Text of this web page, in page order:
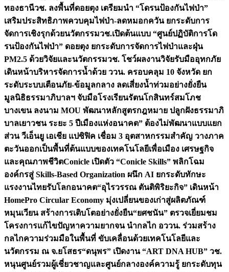
ทองธานีวช. ลงพื้นที่ดอยตุง เตรียมนำ “โดรนป้องกันไฟป่า”
เสริมประสิทธิภาพควบคุมไฟป่า-ลดหมอกควัน ยกระดับการ
จัดการเชิงรุกด้วยนวัตกรรมวช.เปิดต้นแบบ “ศูนย์ปฏิบัติการโด
รนป้องกันไฟป่า” ดอยตุง ยกระดับการจัดการไฟป่าและฝุ่น
PM2.5 ด้วยวิจัยและนวัตกรรมวช. โชว์ผลงานวิจัยรับมืออุทกภัย
เดินหน้าบริหารจัดการน้ำด้วย ววน. ครอบคลุม 10 จังหวัด ยก
ระดับระบบเตือนภัย-ข้อมูลกลาง ลดเสี่ยงน้ำท่วมอย่างยั่งยืน
มูลนิธิธรรมาภิบาลฯ จับมือโรงเรียนรัตนโกสินทร์สมโภช
บางเขน ลงนาม MOU พัฒนาหลักสูตรกฎหมาย ปลูกฝังธรรมาภิ
บาลเยาวชน ระยะ 5 ปีเมืองแห่งอนาคต” ต้องไม่พัฒนาแบบแยก
ส่วน วีเอ็นยู เอเชีย แปซิฟิค เชื่อม 3 อุตสาหกรรมสำคัญ วางภาค
ตะวันออกเป็นพื้นที่ต้นแบบของเทคโนโลยีเพื่อเมือง เศรษฐกิจ
และคุณภาพชีวิตConicle เปิดตัว “Conicle Skills” พลิกโฉม
องค์กรสู่ Skills-Based Organization ผนึก AI ยกระดับทักษะ
แรงงานไทยรับโลกอนาคต“อุไรวรรณ ตันติพิริยะกิจ” เดินหน้า
HomePro Circular Economy มุ่งเปลี่ยนของเก่าสู่ผลิตภัณฑ์
หมุนเวียน สร้างการเติบโตอย่างยั่งยืน“ยศชนัน” ตรวจเยี่ยมชม
โครงการแก้ไขปัญหาความยากจน นำกลไก อววน. ร่วมสร้าง
กลไกความร่วมมือในพื้นที่ ขับเคลื่อนด้วยเทคโนโลยีและ
นวัตกรรม ณ จ.ยโสธร“ดนุพร” เปิดงาน “ART DNA HUB” วช.
หนุนศูนย์รวมผู้เชี่ยวชาญและศูนย์กลางองค์ความรู้ ยกระดับทุน